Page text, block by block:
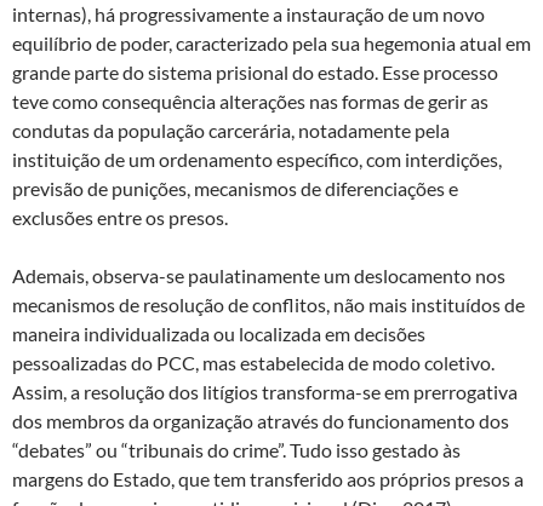
internas), há progressivamente a instauração de um novo
equilíbrio de poder, caracterizado pela sua hegemonia atual em
grande parte do sistema prisional do estado. Esse processo
teve como consequência alterações nas formas de gerir as
condutas da população carcerária, notadamente pela
instituição de um ordenamento específico, com interdições,
previsão de punições, mecanismos de diferenciações e
exclusões entre os presos.
Ademais, observa-se paulatinamente um deslocamento nos
mecanismos de resolução de conflitos, não mais instituídos de
maneira individualizada ou localizada em decisões
pessoalizadas do PCC, mas estabelecida de modo coletivo.
Assim, a resolução dos litígios transforma-se em prerrogativa
dos membros da organização através do funcionamento dos
“debates” ou “tribunais do crime”. Tudo isso gestado às
margens do Estado, que tem transferido aos próprios presos a